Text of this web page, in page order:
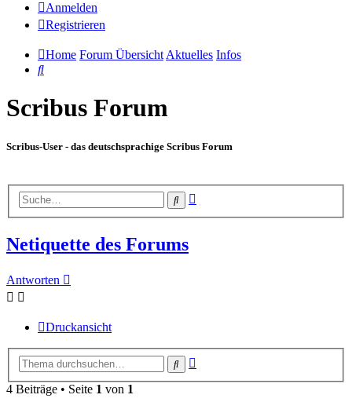
Anmelden
Registrieren
Home Forum Übersicht Aktuelles Infos
Suche
Scribus Forum
Scribus-User - das deutschsprachige Scribus Forum
Suche
Netiquette des Forums
Antworten
Druckansicht
Suche
4 Beiträge • Seite 1 von 1